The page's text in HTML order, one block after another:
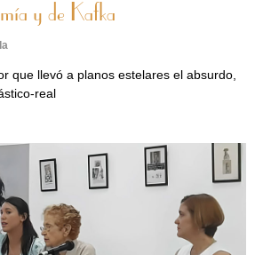
y de Kafka
que llevó a planos estelares el absurdo,
real